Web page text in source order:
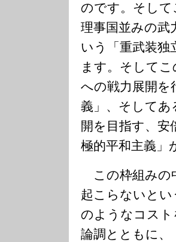
のです。そして
理事国並みの武
いう「重武装
ます。そして
への戦力展開を
義」、そしてあ
開を目指す、安
極的平和主義」
この枠組みの
起こらないと
のようなコス
論調とともに、